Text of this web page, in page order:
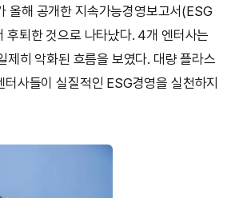
올해 공개한 지속가능경영보고서(ESG
후퇴한 것으로 나타났다. 4개 엔터사는
히 악화된 흐름을 보였다. 대량 플라스
터사들이 실질적인 ESG경영을 실천하지